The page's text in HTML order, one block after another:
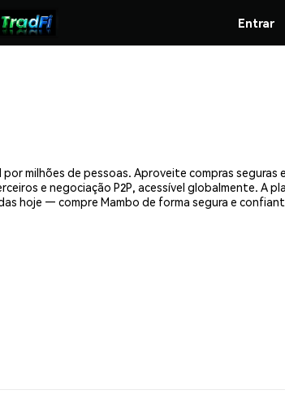
Entrar
milhões de pessoas. Aproveite compras seguras
e negociação P2P, acessível globalmente. A
hoje — compre Mambo de forma segura e